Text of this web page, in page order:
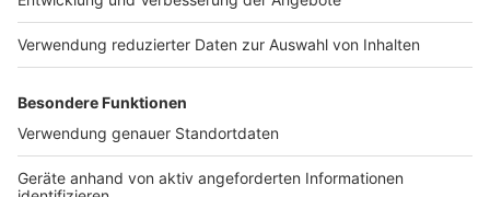
Presse
Werben
Archiv
ANTENNE BAYERN GROUP
Verkehrs-Hotline